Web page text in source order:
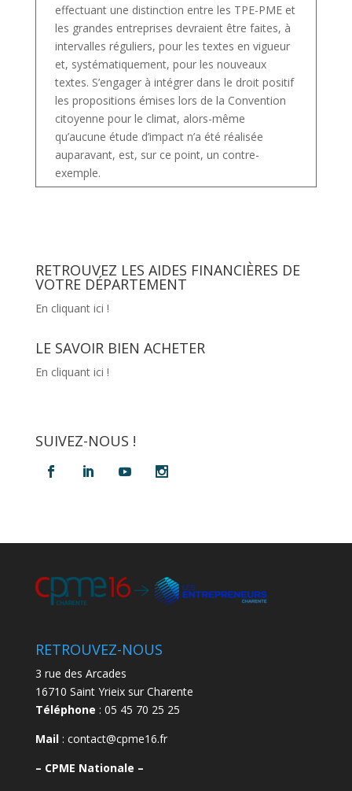
effectuant une distinction entre les TPE-PME et
les grandes entreprises devraient être faites, à
intervalles réguliers, pour les textes en vigueur
et, systématiquement, pour les nouveaux
textes. S’engager à intégrer dans le droit positif
les propositions émises lors de la Convention
citoyenne pour le climat, alors-même
qu’aucune étude d’impact n’a été réalisée
auparavant, est, sur ce point, un contre-
exemple.
RETROUVEZ LES AIDES FINANCIÈRES DE
VOTRE DÉPARTEMENT
En cliquant ici !
LE SAVOIR BIEN ACHETER
En cliquant ici !
SUIVEZ-NOUS !
RETROUVEZ-NOUS
3 rue des Arcades
16710 Saint Yrieix sur Charente
Téléphone : 05 45 70 25 25
Mail: contact@cpme16.fr
– CPME Nationale –